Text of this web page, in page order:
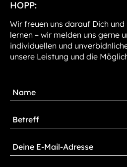
HOPP:
Wir freuen uns darauf Dich
lernen – wir melden uns gerne
individuellen und
unsere Leistung und die